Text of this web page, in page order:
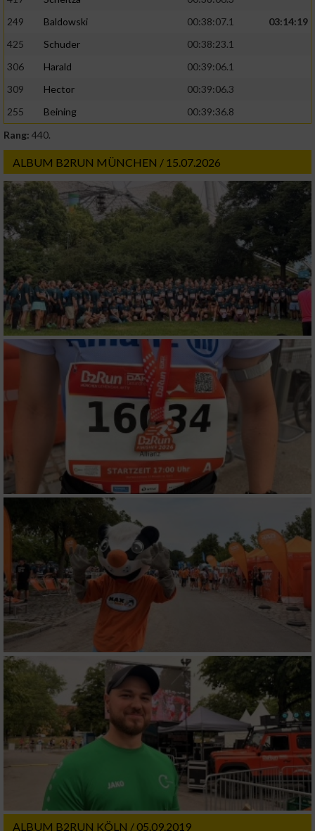
249
Baldowski 00:38:07.1
03:14:19
425
Schuder
00:38:23.1
306
Harald
00:39:06.1
309
Hector
00:39:06.3
255
Beining
00:39:36.8
Rang: 440.
ALBUM B2RUN MÜNCHEN / 15.07.2026
ALBUM B2RUN KÖLN / 05.09.2019
Erstellung von Profilen zur Personalisierung
Verwendung von Profilen zur Auswahl
Messung der Werbeleistung
Messung der Performance von Inhalten
Analyse von Zielgruppen durch Statistiken
oder Kombinationen von Daten aus
verschiedenen Quellen
Entwicklung und Verbesserung der Angebote
Verwendung reduzierter Daten zur Auswahl
von Inhalten
IAB-Besonderheiten:
Verwendung genauer Standortdaten
Geräte anhand von aktiv angeforderten
Informationen identifizieren
Nicht-IAB-Verarbeitungszwecke:
Performance
Werbung